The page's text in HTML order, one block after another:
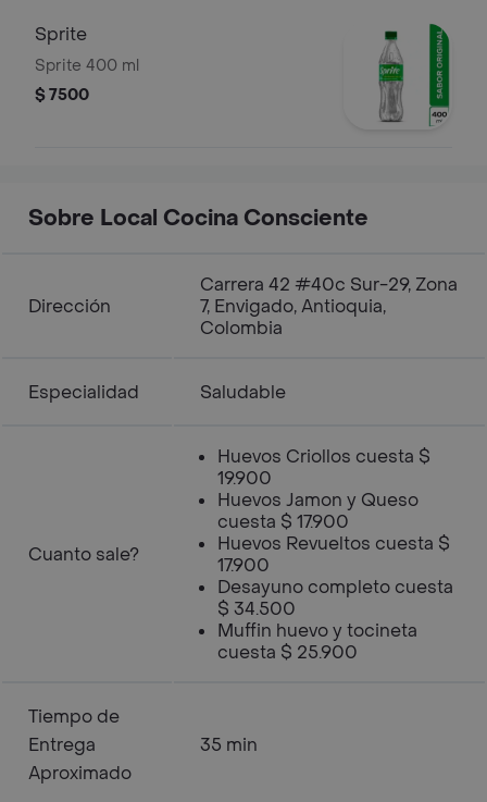
Sprite
Sprite 400 ml
$ 7500
Sobre Local Cocina Consciente
Dirección
Carrera 42 #40c Sur-29, Zona
7, Envigado, Antioquia,
Colombia
Especialidad Saludable
Cuanto sale?
Huevos Criollos cuesta $
19.900
Huevos Jamon y Queso
cuesta $ 17.900
Huevos Revueltos cuesta $
17.900
Desayuno completo cuesta
$ 34.500
Muffin huevo y tocineta
cuesta $ 25.900
Tiempo de
Entrega
Aproximado
35 min